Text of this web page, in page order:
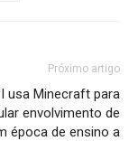
Próximo artigo
usa Minecraft para
envolvimento de
época de ensino a